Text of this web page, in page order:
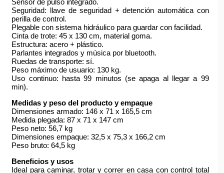
Seguridad: llave de seguridad + detención automática con
perilla de control.
Plegable con sistema hidráulico para guardar con facilidad.
Cinta de trote: 45 x 130 cm, material goma.
Estructura: acero + plástico.
Parlantes integrados y música por bluetooth.
Ruedas de transporte: sí.
Peso máximo de usuario: 130 kg.
Uso continuo: hasta 99 minutos (se apaga al llegar a 99
min).
Medidas y peso del producto y empaque
Dimensiones armado: 146 x 71 x 165,5 cm
Medida plegada: 87 x 71 x 147 cm
Peso neto: 56,7 kg
Dimensiones empaque: 32,5 x 75,3 x 166,2 cm
Peso bruto: 64,5 kg
Beneficios y usos
Ideal para caminar, trotar y correr en casa con control total